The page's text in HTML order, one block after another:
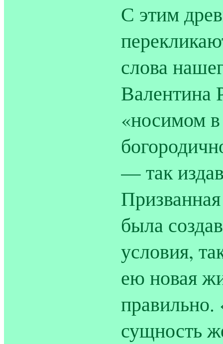
С этим
слова
Валентина
«носимом
— так
была
условия,
ею новая
сущность